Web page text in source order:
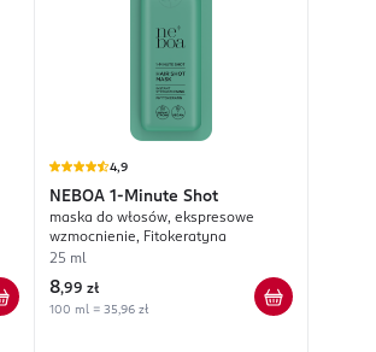
4,9
NEBOA 1-Minute Shot
maska do włosów, ekspresowe
wzmocnienie, Fitokeratyna
25 ml
8,99 zł
100 ml = 35,96 zł